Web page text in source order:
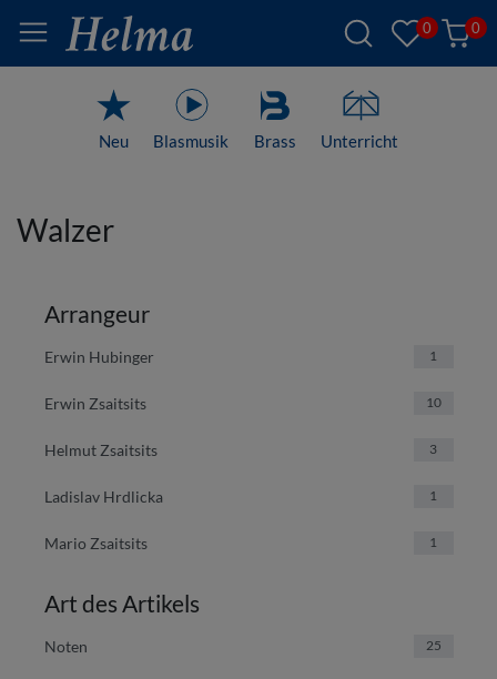
0 0
Neu Blasmusik Brass Unterricht
Walzer
Arrangeur
Erwin Hubinger 1
Erwin Zsaitsits 10
Helmut Zsaitsits 3
Ladislav Hrdlicka 1
Mario Zsaitsits 1
Art des Artikels
Noten 25